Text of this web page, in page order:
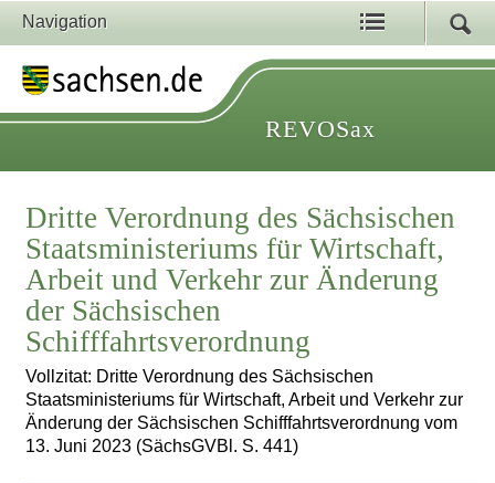
Navigation
REVOSax
Dritte Verordnung des Sächsischen
Staatsministeriums für Wirtschaft,
Arbeit und Verkehr zur Änderung
der Sächsischen
Schifffahrtsverordnung
Vollzitat: Dritte Verordnung des Sächsischen
Staatsministeriums für Wirtschaft, Arbeit und Verkehr zur
Änderung der Sächsischen Schifffahrtsverordnung vom
13. Juni 2023 (SächsGVBl. S. 441)